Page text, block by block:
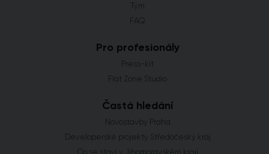
Tým
FAQ
Pro profesionály
Press-kit
Flat Zone Studio
Častá hledání
Novostavby Praha
Developerské projekty Středočeský kraj
Co se staví v Jihomoravském kraji